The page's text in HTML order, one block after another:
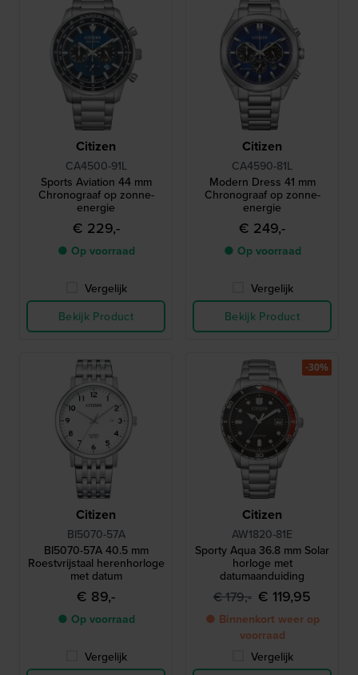
Citizen
CA4500-91L
Sports Aviation 44 mm
Chronograaf op zonne-
energie
€ 229,-
● Op voorraad
Vergelijk
Bekijk Product
Citizen
CA4590-81L
Modern Dress 41 mm
Chronograaf op zonne-
energie
€ 249,-
● Op voorraad
Vergelijk
Bekijk Product
Citizen
BI5070-57A
BI5070-57A 40.5 mm
Roestvrijstaal herenhorloge
met datum
€ 89,-
● Op voorraad
Vergelijk
Citizen
AW1820-81E
Sporty Aqua 36.8 mm Solar
horloge met
datumaanduiding
€ 179,- € 119,95
● Binnenkort weer op
voorraad
Vergelijk
-30%